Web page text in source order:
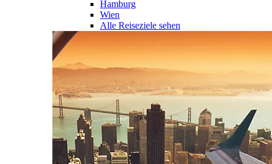
Hamburg
Wien
Alle Reiseziele sehen